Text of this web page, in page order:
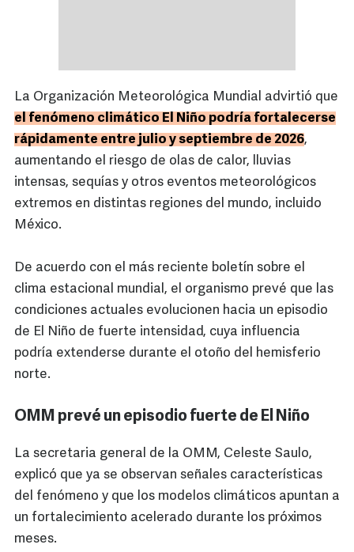
La Organización Meteorológica Mundial advirtió que
el fenómeno climático El Niño podría fortalecerse
rápidamente entre julio y septiembre de 2026,
aumentando el riesgo de olas de calor, lluvias
intensas, sequías y otros eventos meteorológicos
extremos en distintas regiones del mundo, incluido
México.
De acuerdo con el más reciente boletín sobre el
clima estacional mundial, el organismo prevé que las
condiciones actuales evolucionen hacia un episodio
de El Niño de fuerte intensidad, cuya influencia
podría extenderse durante el otoño del hemisferio
norte.
OMM prevé un episodio fuerte de El Niño
La secretaria general de la OMM, Celeste Saulo,
explicó que ya se observan señales características
del fenómeno y que los modelos climáticos apuntan a
un fortalecimiento acelerado durante los próximos
meses.